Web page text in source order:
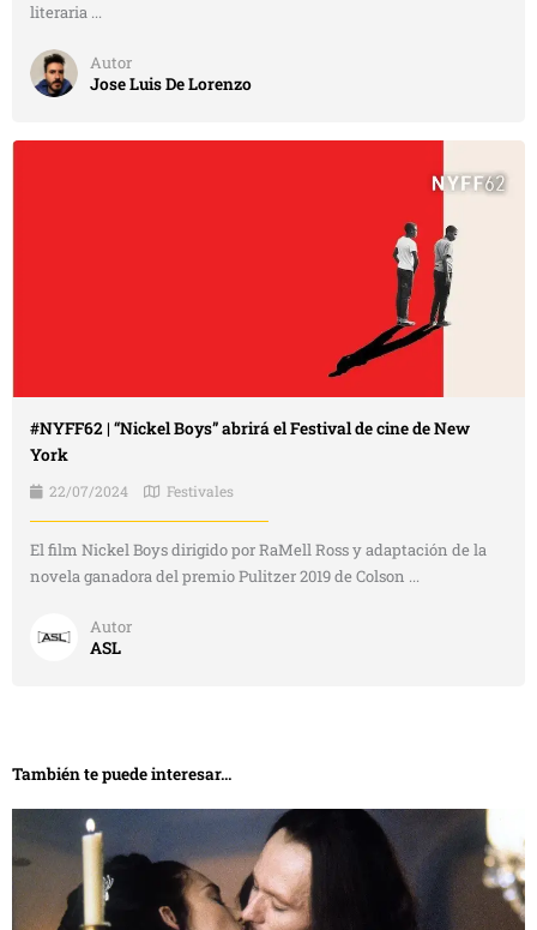
literaria ...
Autor
Jose Luis De Lorenzo
#NYFF62 | “Nickel Boys” abrirá el Festival de cine de New
York
22/07/2024 Festivales
El film Nickel Boys dirigido por RaMell Ross y adaptación de la
novela ganadora del premio Pulitzer 2019 de Colson ...
Autor
ASL
También te puede interesar...